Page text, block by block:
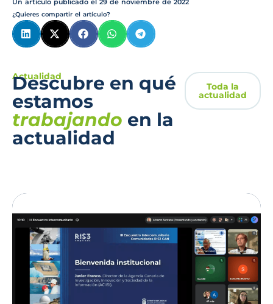
¿Quieres compartir el artículo?
Actualidad
Descubre en qué
estamos
trabajando en la
actualidad
Toda la
actualidad